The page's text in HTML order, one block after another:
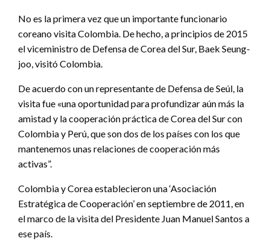
No es la primera vez que un importante funcionario
coreano visita Colombia. De hecho, a principios de 2015
el viceministro de Defensa de Corea del Sur, Baek Seung-
joo, visitó Colombia.
De acuerdo con un representante de Defensa de Seúl, la
visita fue «una oportunidad para profundizar aún más la
amistad y la cooperación práctica de Corea del Sur con
Colombia y Perú, que son dos de los países con los que
mantenemos unas relaciones de cooperación más
activas”.
Colombia y Corea establecieron una ‘Asociación
Estratégica de Cooperación’ en septiembre de 2011, en
el marco de la visita del Presidente Juan Manuel Santos a
ese país.